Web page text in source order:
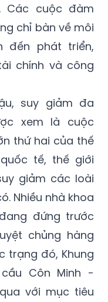
Các cuộc đàm
chỉ bàn về môi
đến phát triển,
chính và công
suy giảm đa
xem là cuộc
thứ hai của thế
tế, thế giới
giảm các loài
Nhiều nhà khoa
đứng trước
chủng hàng
trạng đó, Khung
Côn Minh -
với mục tiêu